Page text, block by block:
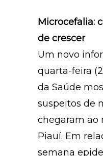
Microcefalia:
de crescer
Um novo
quarta-feira
da Saúde
suspeitos de
chegaram ao
Piauí. Em
semana